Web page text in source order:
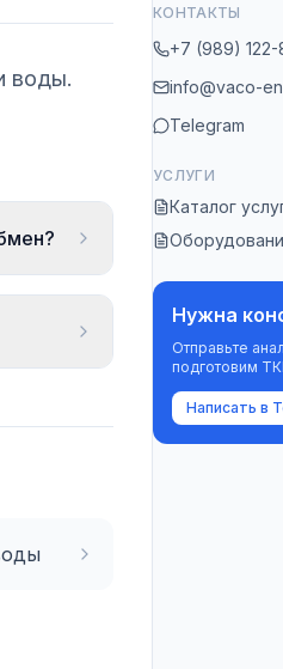
воды.
КОНТАКТЫ
+7 (989)
info@vaco-
Telegram
УСЛУГИ
Каталог
Нужна
Отправьте
подготовим
Написать в